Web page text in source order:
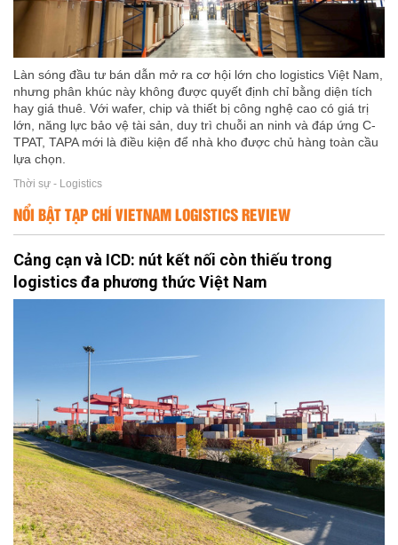
Làn sóng đầu tư bán dẫn mở ra cơ hội lớn cho logistics Việt Nam,
nhưng phân khúc này không được quyết định chỉ bằng diện tích
hay giá thuê. Với wafer, chip và thiết bị công nghệ cao có giá trị
lớn, năng lực bảo vệ tài sản, duy trì chuỗi an ninh và đáp ứng C-
TPAT, TAPA mới là điều kiện để nhà kho được chủ hàng toàn cầu
lựa chọn.
Thời sự - Logistics
NỔI BẬT TẠP CHÍ VIETNAM LOGISTICS REVIEW
Cảng cạn và ICD: nút kết nối còn thiếu trong
logistics đa phương thức Việt Nam